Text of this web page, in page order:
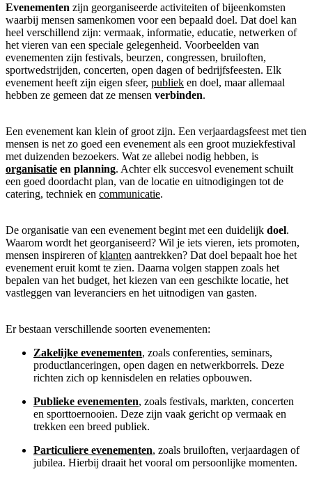
Evenementen zijn georganiseerde activiteiten of bijeenkomsten
waarbij mensen samenkomen voor een bepaald doel. Dat doel kan
heel verschillend zijn: vermaak, informatie, educatie, netwerken of
het vieren van een speciale gelegenheid. Voorbeelden van
evenementen zijn festivals, beurzen, congressen, bruiloften,
sportwedstrijden, concerten, open dagen of bedrijfsfeesten. Elk
evenement heeft zijn eigen sfeer, publiek en doel, maar allemaal
hebben ze gemeen dat ze mensen verbinden.
Een evenement kan klein of groot zijn. Een verjaardagsfeest met tien
mensen is net zo goed een evenement als een groot muziekfestival
met duizenden bezoekers. Wat ze allebei nodig hebben, is
organisatie en planning. Achter elk succesvol evenement schuilt
een goed doordacht plan, van de locatie en uitnodigingen tot de
catering, techniek en communicatie.
De organisatie van een evenement begint met een duidelijk doel.
Waarom wordt het georganiseerd? Wil je iets vieren, iets promoten,
mensen inspireren ofklanten aantrekken? Dat doel bepaalt hoe het
evenement eruit komt te zien. Daarna volgen stappen zoals het
bepalen van het budget, het kiezen van een geschikte locatie, het
vastleggen van leveranciers en het uitnodigen van gasten.
Er bestaan verschillende soorten evenementen:
Zakelijke evenementen, zoals conferenties, seminars,
productlanceringen, open dagen en netwerkborrels. Deze
richten zich op kennisdelen en relaties opbouwen.
Publieke evenementen, zoals festivals, markten, concerten
en sporttoernooien. Deze zijn vaak gericht op vermaak en
trekken een breed publiek.
Particuliere evenementen, zoals bruiloften, verjaardagen of
jubilea. Hierbij draait het vooral om persoonlijke momenten.